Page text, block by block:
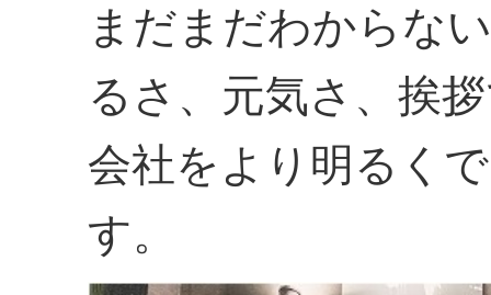
まだまだわからな
るさ、元気さ、挨
会社をより明るく
す。